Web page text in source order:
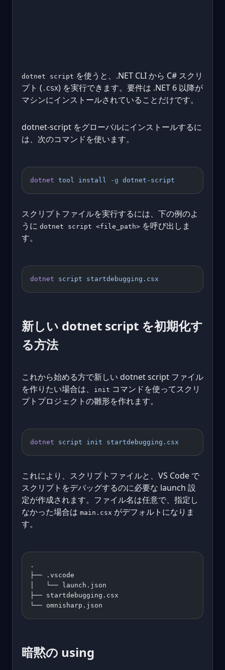
dotnet script を使うと、.NET CLI から C# スクリ
プト ( .CSX) を実行できます。要件は .NET 6 以降が
マシンにインストールされていることだけです。
dotnet-script をグローバルにインストールするに
は、次のコマンドを使います。
dotnet tool install -g dotnet-script
スクリプトファイルを実行するには、下の例のよ
うに dotnet script <file_path> を呼び出しま
す。
dotnet script startdebugging.csx
新しい dotnet script を初期化す
る方法
これから始める方で新しい dotnet script ファイル
を作りたい場合は、
init コマンドを使ってスクリ
プトプロジェクトの雛形を作れます。
dotnet script init startdebugging.csx
これにより、スクリプトファイルと、VS Code で
スクリプトをデバッグするのに必要な launch 設
定が作成されます。ファイル名は任意で、指定し
なかった場合は main.csx がデフォルトになりま
す。
.
├── .vscode
│   └── launch.json
├── startdebugging.csx
└── omnisharp.json
暗黙の using